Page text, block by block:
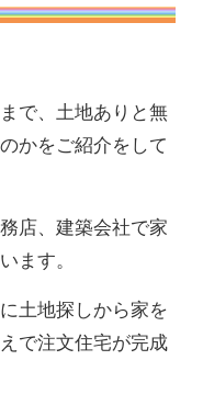
で、土地ありと無
かをご紹介をして
店、建築会社で家
ます。
土地探しから家を
で注文住宅が完成